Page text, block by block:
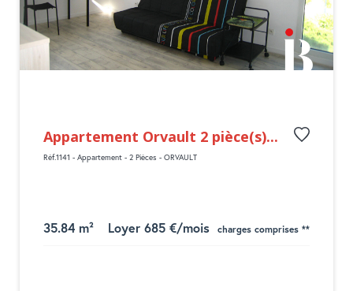
Appartement Orvault 2 pièce(s)...
Réf.1141 - Appartement - 2 Pièces - ORVAULT
35.84 m² Loyer 685 €/mois charges comprises **